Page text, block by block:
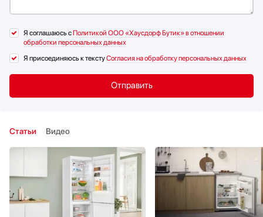
Я соглашаюсь сПолитикой ООО «Хаусдорф Бутик» в отношении
обработки персональных данных
Я присоединяюсь к текстуСогласия на обработку персональных данных
Статьи Видео